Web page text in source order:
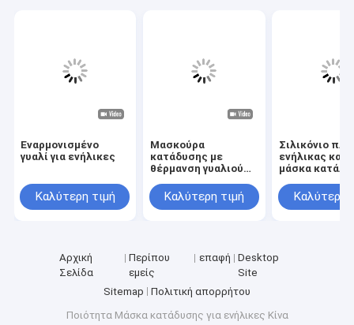
Εναρμονισμένο
γυαλί για ενήλικες
Καλύτερη τιμή
Μασκούρα
κατάδυσης με
θέρμανση γυαλιού
αντιατρητικό
σιλικόνιο πλαίσιο
Καλύτερη τιμή
Σιλικόνιο
ενήλικας
μάσκα
γυαλί φακό
Καλύτερη
Αρχική
Σελίδα
Περίπου
εμείς
επαφή
Desktop
Site
Sitemap
Πολιτική απορρήτου
Ποιότητα Μάσκα κατάδυσης για ενήλικες Κίνα